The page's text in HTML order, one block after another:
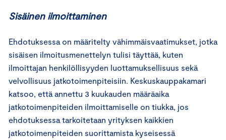
Sisäinen ilmoittaminen
Ehdotuksessa on määritelty vähimmäisvaatimukset, jotka
sisäisen ilmoitusmenettelyn tulisi täyttää, kuten
ilmoittajan henkilöllisyyden luottamuksellisuus sekä
velvollisuus jatkotoimenpiteisiin. Keskuskauppakamari
katsoo, että annettu 3 kuukauden määräaika
jatkotoimenpiteiden ilmoittamiselle on tiukka, jos
ehdotuksessa tarkoitetaan yrityksen kaikkien
jatkotoimenpiteiden suorittamista kyseisessä